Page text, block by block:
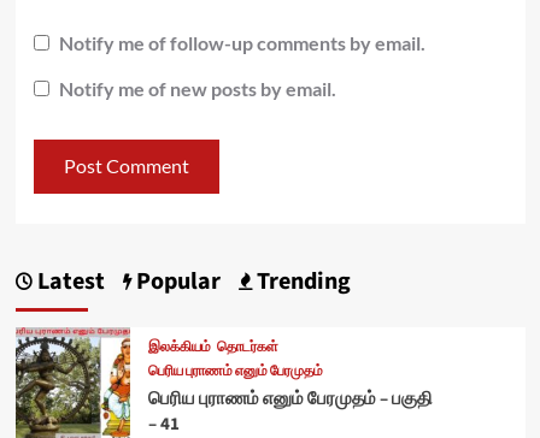
Notify me of follow-up comments by email.
Notify me of new posts by email.
Latest Popular Trending
இலக்கியம் தொடர்கள்
பெரிய புராணம் எனும் பேரமுதம்
பெரிய புராணம் எனும் பேரமுதம் – பகுதி
– 41